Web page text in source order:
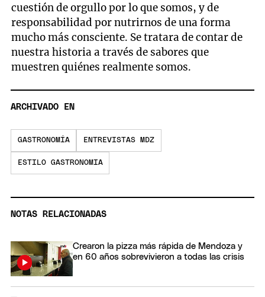
cuestión de orgullo por lo que somos, y de
responsabilidad por nutrirnos de una forma
mucho más consciente. Se tratara de contar de
nuestra historia a través de sabores que
muestren quiénes realmente somos.
ARCHIVADO EN
GASTRONOMÍA ENTREVISTAS MDZ
ESTILO GASTRONOMIA
NOTAS RELACIONADAS
Crearon la pizza más rápida de Mendoza y
en 60 años sobrevivieron a todas las crisis